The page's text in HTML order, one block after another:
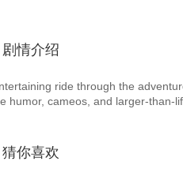
剧情介绍
ride through the
humor, cameos, and larger-than-
猜你喜欢